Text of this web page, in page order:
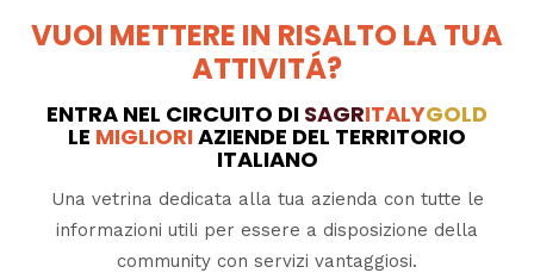
VUOI METTERE IN RISALTO LA TUA
ATTIVITÁ?
ENTRA NEL CIRCUITO DI SAGRITALYGOLD
LE MIGLIORIAZIENDE DEL TERRITORIO
ITALIANO
Una vetrina dedicata alla tua azienda con tutte le
informazioni utili per essere a disposizione della
community con servizi vantaggiosi.